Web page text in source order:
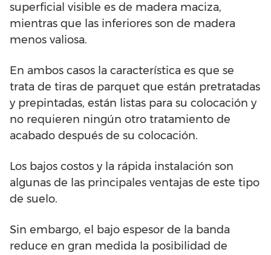
superficial visible es de madera maciza,
mientras que las inferiores son de madera
menos valiosa.
En ambos casos la característica es que se
trata de tiras de parquet que están pretratadas
y prepintadas, están listas para su colocación y
no requieren ningún otro tratamiento de
acabado después de su colocación.
Los bajos costos y la rápida instalación son
algunas de las principales ventajas de este tipo
de suelo.
Sin embargo, el bajo espesor de la banda
reduce en gran medida la posibilidad de